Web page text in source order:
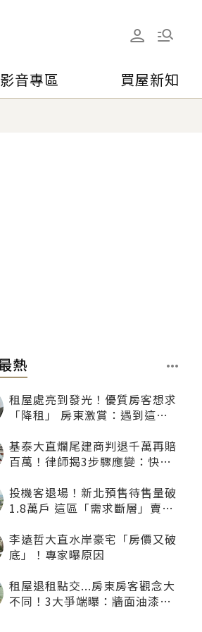
影音專區 買屋新知
熱
租屋處亮到發光！優質房客想求
「降租」 房東激賞：遇到這種
基泰大直爛尾建商判退千萬再賠
百萬！律師揭3步驟應變：快通
投機客退場！新北預售待售量破
1.8萬戶 這區「需求斷層」賣壓
李遠哲大直水岸豪宅「房價又破
底」！專家曝原因
租屋退租點交...房東房客觀念大
不同！3大爭端曝：牆面油漆、